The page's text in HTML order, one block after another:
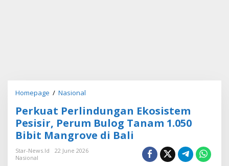
Homepage / Nasional
r
k
u
a
t
Perkuat Perlindungan Ekosistem
Pesisir, Perum Bulog Tanam 1.050
Bibit Mangrove di Bali
Star-News.id
22 June 2026
Nasional